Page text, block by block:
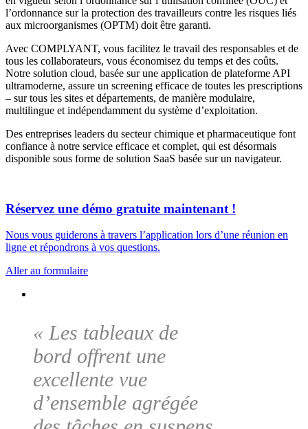
l’ordonnance sur la protection des travailleurs contre les risques liés
aux microorganismes (OPTM) doit être garanti.
Avec COMPLYANT, vous facilitez le travail des responsables et de
tous les collaborateurs, vous économisez du temps et des coûts.
Notre solution cloud, basée sur une application de plateforme API
ultramoderne, assure un screening efficace de toutes les prescriptions
– sur tous les sites et départements, de manière modulaire,
multilingue et indépendamment du système d’exploitation.
Des entreprises leaders du secteur chimique et pharmaceutique font
confiance à notre service efficace et complet, qui est désormais
disponible sous forme de solution SaaS basée sur un navigateur.
Réservez une démo gratuite maintenant !
Nous vous guiderons à travers l’application lors d’une réunion en
ligne et répondrons à vos questions.
Aller au formulaire
« Les tableaux de
bord offrent une
excellente vue
d’ensemble agrégée